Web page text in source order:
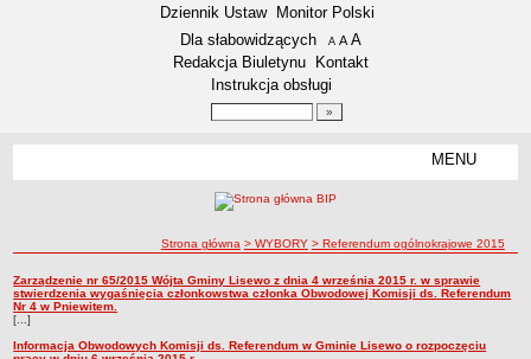
Dziennik Ustaw
Monitor Polski
Menu dodatkowe
Dla słabowidzących A pomniejsz czcionkę
A standardowy rozmiar czcionki
A
Redakcja Biuletynu
Kontakt
Instrukcja obsługi
MENU
INFORMACJA DLA OSÓB NIESŁYSZĄCYCH
Obwieszczenia
NASZA GMINA
ścieżka nawigacji
Strona główna > WYBORY > Referendum ogólnokrajowe 2015
Referendum ogólnokrajowe 2015
Referendum ogólnokrajowe 2015
Zarządzenie nr 65/2015 Wójta Gminy Lisewo z dnia 4 września 2015 r. w sprawie
stwierdzenia wygaśnięcia członkowstwa członka Obwodowej Komisji ds. Referendum
Nr 4 w Pniewitem.
[...]
Informacja Obwodowych Komisji ds. Referendum w Gminie Lisewo o rozpoczęciu